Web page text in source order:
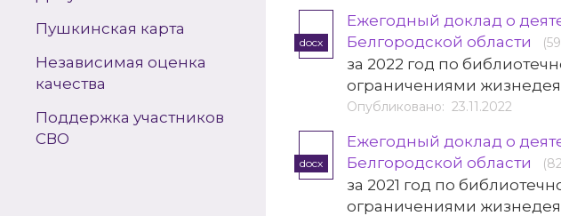
Пушкинская карта
Независимая оценка
качества
Поддержка участников
СВО
docx
Ежегодный доклад о
Белгородской области
за 2022 год по
ограничениями
Опубликовано: 23.11.2022
docx
Ежегодный доклад о
Белгородской области
за 2021 год по
ограничениями